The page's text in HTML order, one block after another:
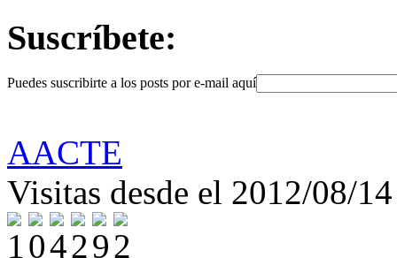
Suscríbete:
Puedes suscribirte a los posts por e-mail aquí
AACTE
Visitas desde el 2012/08/14